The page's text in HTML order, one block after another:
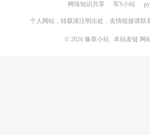
网络知识共享
军S小站
个人网站，转载请注明出处，友情链接请联
© 2026 豫章小站 本站友链 网